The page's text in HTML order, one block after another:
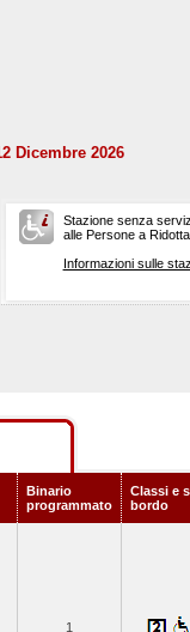
Dicembre 2026
Stazione senza
alle Persone a
Informazioni sulle
Binario
programmato
Classi e
bordo
1